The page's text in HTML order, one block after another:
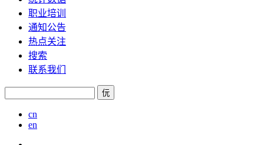
职业培训
通知公告
热点关注
搜索
联系我们
㐾
cn
en